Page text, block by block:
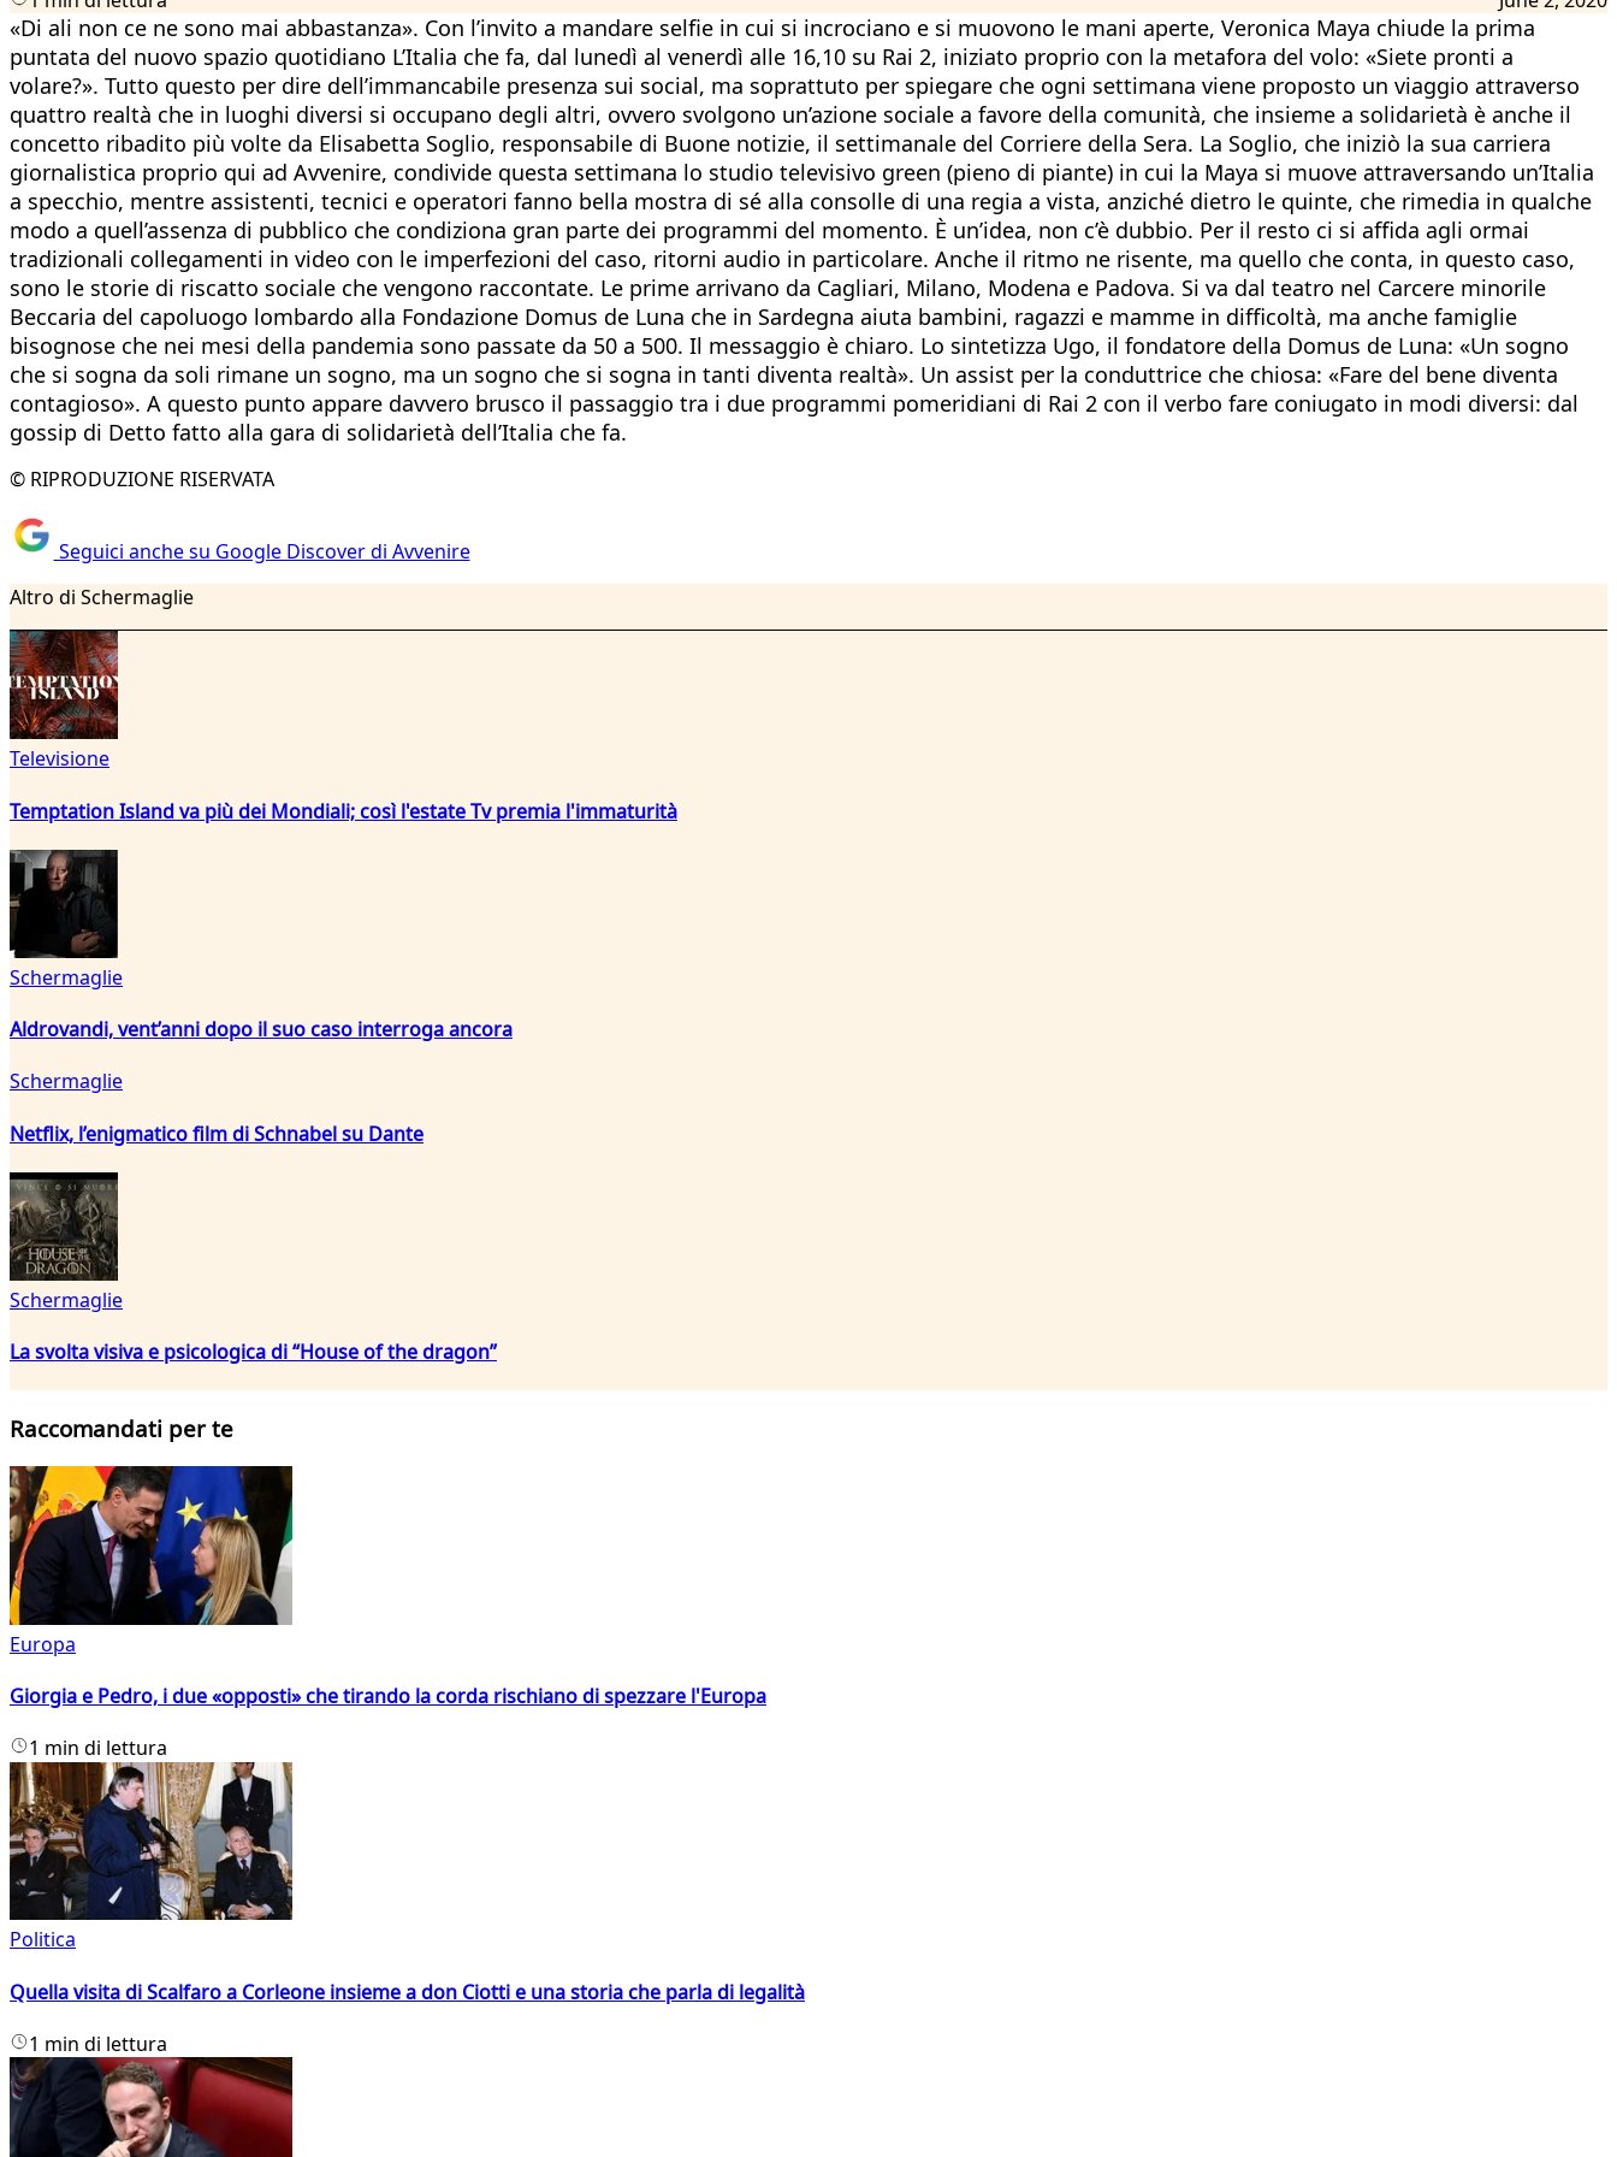
«Di ali non ce ne sono mai abbastanza». Con l’invito a mandare selfie in cui si incrociano e si muovono le mani aperte, Veronica Maya chiude la prima
puntata del nuovo spazio quotidiano L’Italia che fa, dal lunedì al venerdì alle 16,10 su Rai 2, iniziato proprio con la metafora del volo: «Siete pronti a
volare?». Tutto questo per dire dell’immancabile presenza sui social, ma soprattuto per spiegare che ogni settimana viene proposto un viaggio attraverso
quattro realtà che in luoghi diversi si occupano degli altri, ovvero svolgono un’azione sociale a favore della comunità, che insieme a solidarietà è anche il
concetto ribadito più volte da Elisabetta Soglio, responsabile di Buone notizie, il settimanale del Corriere della Sera. La Soglio, che iniziò la sua carriera
giornalistica proprio qui ad Avvenire, condivide questa settimana lo studio televisivo green (pieno di piante) in cui la Maya si muove attraversando un’Italia
a specchio, mentre assistenti, tecnici e operatori fanno bella mostra di sé alla consolle di una regia a vista, anziché dietro le quinte, che rimedia in qualche
modo a quell’assenza di pubblico che condiziona gran parte dei programmi del momento. È un’idea, non c’è dubbio. Per il resto ci si affida agli ormai
tradizionali collegamenti in video con le imperfezioni del caso, ritorni audio in particolare. Anche il ritmo ne risente, ma quello che conta, in questo caso,
sono le storie di riscatto sociale che vengono raccontate. Le prime arrivano da Cagliari, Milano, Modena e Padova. Si va dal teatro nel Carcere minorile
Beccaria del capoluogo lombardo alla Fondazione Domus de Luna che in Sardegna aiuta bambini, ragazzi e mamme in difficoltà, ma anche famiglie
bisognose che nei mesi della pandemia sono passate da 50 a 500. Il messaggio è chiaro. Lo sintetizza Ugo, il fondatore della Domus de Luna: «Un sogno
che si sogna da soli rimane un sogno, ma un sogno che si sogna in tanti diventa realtà». Un assist per la conduttrice che chiosa: «Fare del bene diventa
contagioso». A questo punto appare davvero brusco il passaggio tra i due programmi pomeridiani di Rai 2 con il verbo fare coniugato in modi diversi: dal
gossip di Detto fatto alla gara di solidarietà dell’Italia che fa.
© RIPRODUZIONE RISERVATA
Seguici anche su Google Discover di Avvenire
Altro di Schermaglie
Televisione
Temptation Island va più dei Mondiali; così l'estate Tv premia l'immaturità
Schermaglie
Aldrovandi, vent’anni dopo il suo caso interroga ancora
Schermaglie
Netflix, l’enigmatico film di Schnabel su Dante
Schermaglie
La svolta visiva e psicologica di “House of the dragon”
Raccomandati per te
Europa
Giorgia e Pedro, i due «opposti» che tirando la corda rischiano di spezzare l'Europa
1 min di lettura
Politica
Quella visita di Scalfaro a Corleone insieme a don Ciotti e una storia che parla di legalità
1 min di lettura